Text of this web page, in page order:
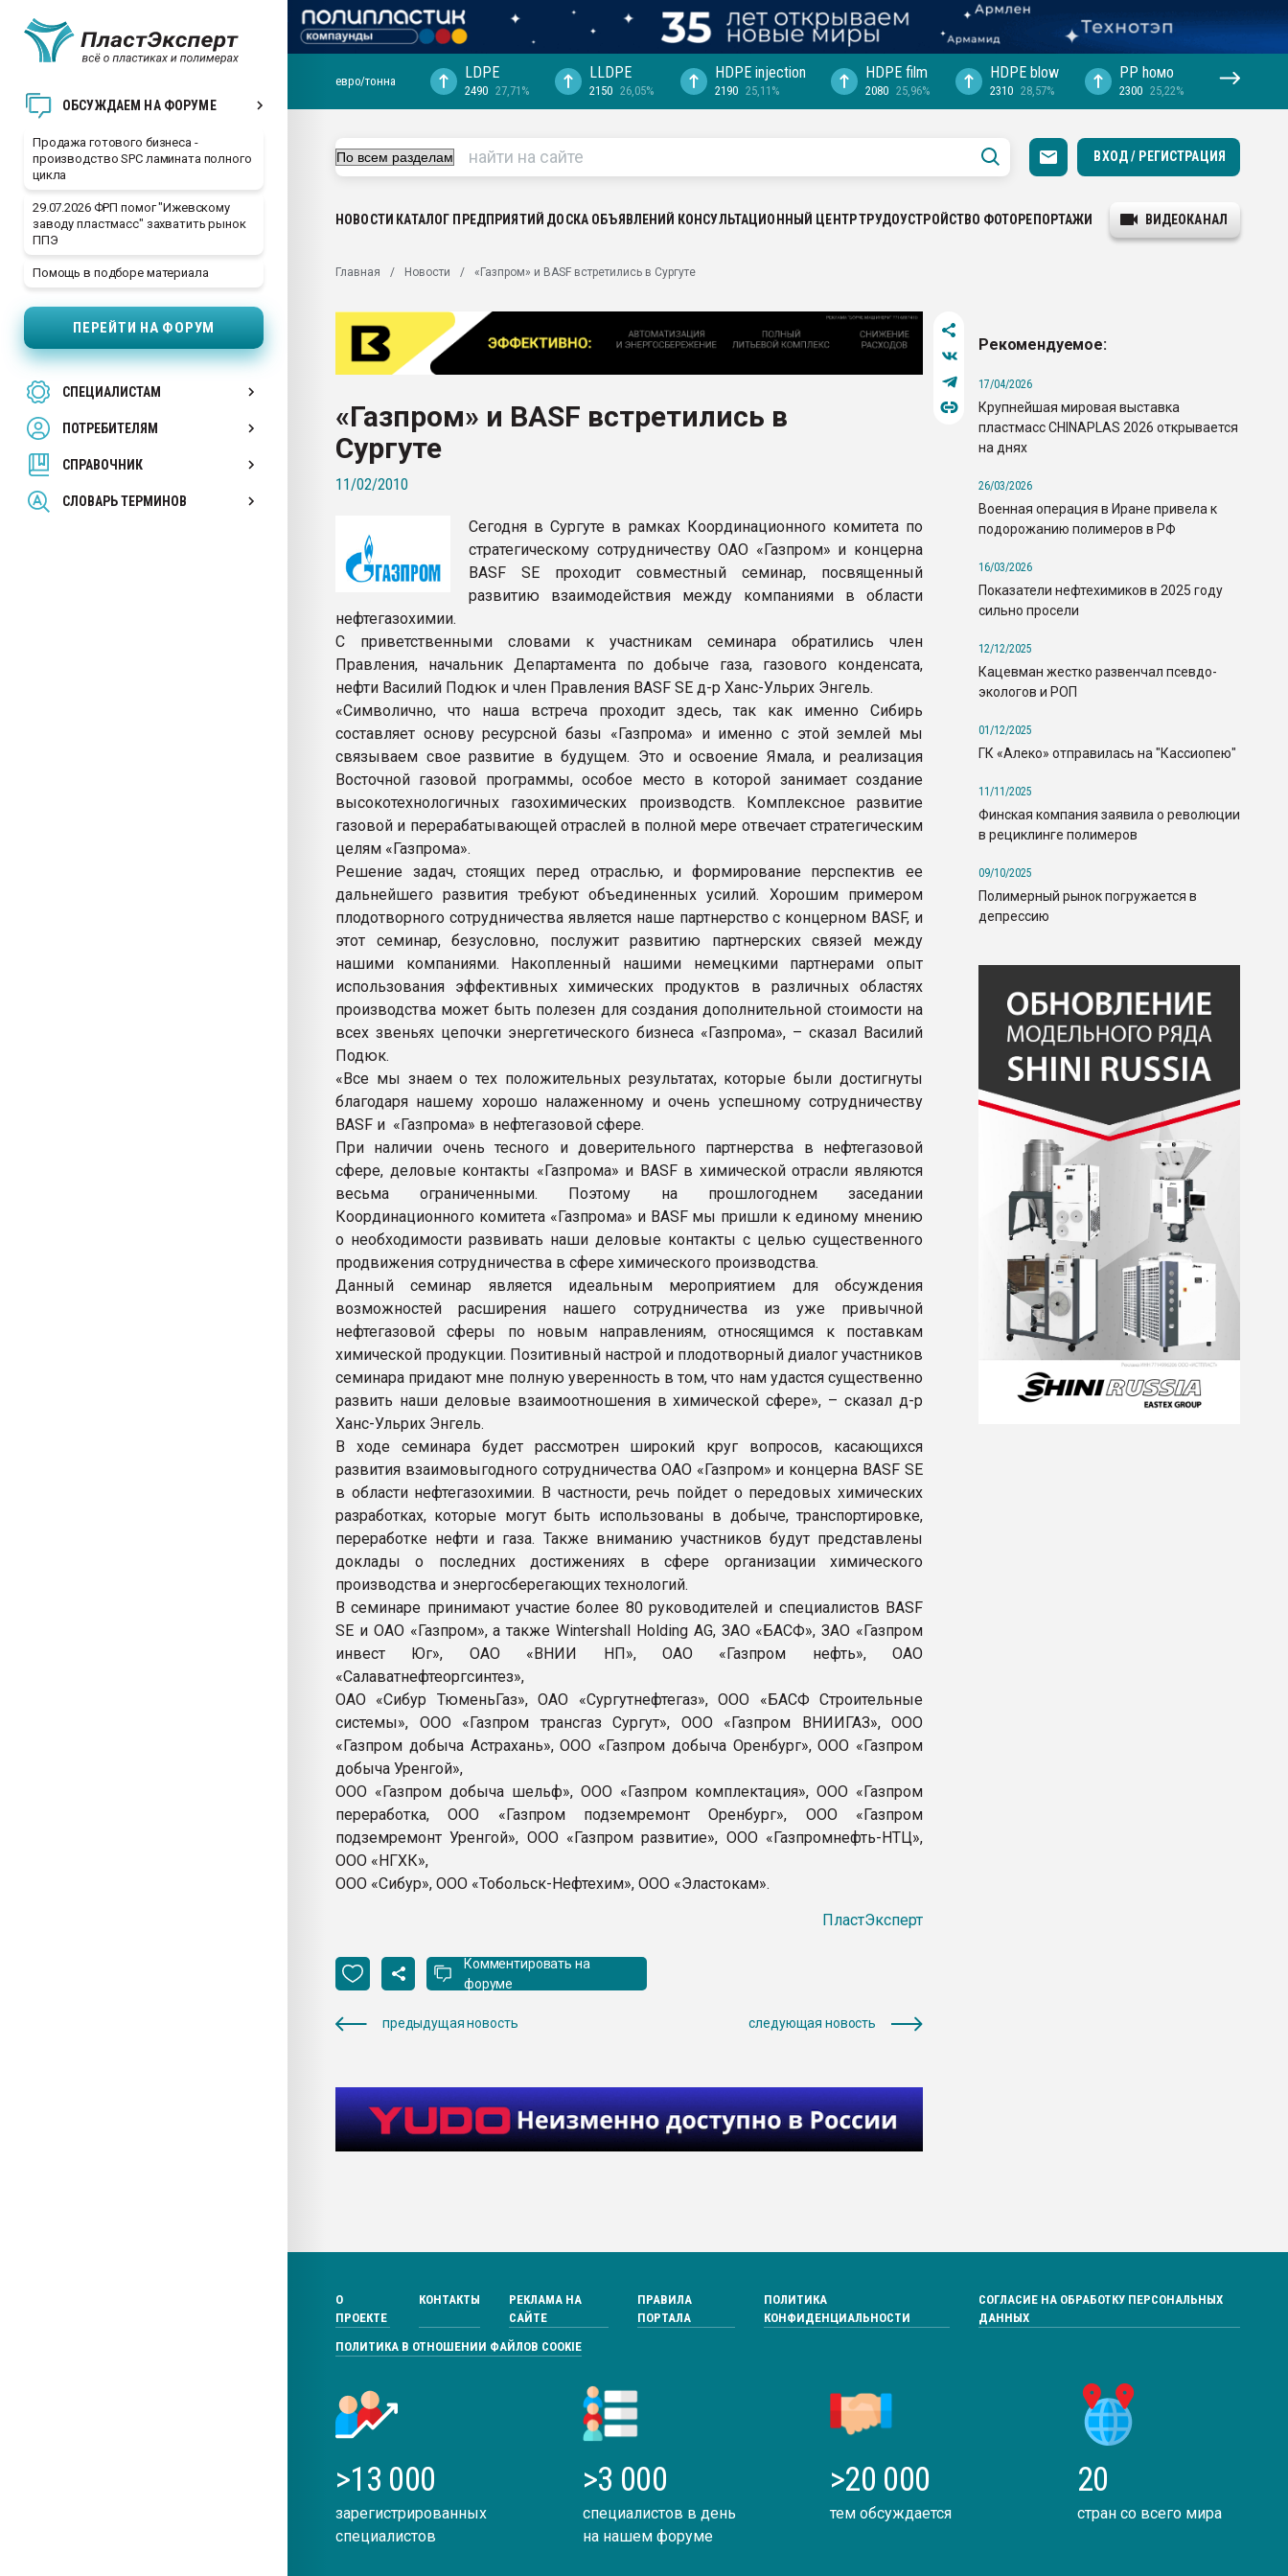
ОБСУЖДАЕМ НА ФОРУМЕ
Продажа готового бизнеса -
производство SPC ламината полного
цикла
29.07.2026 ФРП помог "Ижевскому
заводу пластмасс" захватить рынок
ППЭ
Помощь в подборе материала
ПЕРЕЙТИ НА ФОРУМ
СПЕЦИАЛИСТАМ
ПОТРЕБИТЕЛЯМ
СПРАВОЧНИК
СЛОВАРЬ ТЕРМИНОВ
28.07.2026 "Технониколь" довольна
Всё, что касается выдува ПЭТ
Материал поверхности пуансона для
Продам отходы Композиция
поликарбоната и АБС-пластика
Armaloy PC/ABS-1IM черный цвет
Профильная литература. Продажа,
покупка, обмен
евро/тонна LDPE
2490 27,71%
LLDPE
2150 26,05%
HDPE injection
2190 25,11%
HDPE film
2080 25,96%
HDPE blow
2310 28,57%
PP hомо
2300 25,22%
ВХОД / РЕГИСТРАЦИЯ
НОВОСТИ КАТАЛОГ ПРЕДПРИЯТИЙ ДОСКА ОБЪЯВЛЕНИЙ КОНСУЛЬТАЦИОННЫЙ ЦЕНТРТРУДОУСТРОЙСТВО ФОТОРЕПОРТАЖИ ВИДЕОКАНАЛ
Главная Новости «Газпром» и BASF встретились в Сургуте
«Газпром» и BASF встретились в
Сургуте
11/02/2010
Сегодня в Сургуте в рамках Координационного комитета по
стратегическому сотрудничеству ОАО «Газпром» и концерна
BASF SE проходит совместный семинар, посвященный
развитию взаимодействия между компаниями в области
нефтегазохимии.
С приветственными словами к участникам семинара обратились член
Правления, начальник Департамента по добыче газа, газового конденсата,
нефти Василий Подюк и член Правления BASF SE д-р Ханс-Ульрих Энгель.
«Символично, что наша встреча проходит здесь, так как именно Сибирь
составляет основу ресурсной базы «Газпрома» и именно с этой землей мы
связываем свое развитие в будущем. Это и освоение Ямала, и реализация
Восточной газовой программы, особое место в которой занимает создание
высокотехнологичных газохимических производств. Комплексное развитие
газовой и перерабатывающей отраслей в полной мере отвечает стратегическим
целям «Газпрома».
Решение задач, стоящих перед отраслью, и формирование перспектив ее
дальнейшего развития требуют объединенных усилий. Хорошим примером
плодотворного сотрудничества является наше партнерство с концерном BASF, и
этот семинар, безусловно, послужит развитию партнерских связей между
нашими компаниями. Накопленный нашими немецкими партнерами опыт
использования эффективных химических продуктов в различных областях
производства может быть полезен для создания дополнительной стоимости на
всех звеньях цепочки энергетического бизнеса «Газпрома», – сказал Василий
Подюк.
«Все мы знаем о тех положительных результатах, которые были достигнуты
благодаря нашему хорошо налаженному и очень успешному сотрудничеству
BASF и «Газпрома» в нефтегазовой сфере.
При наличии очень тесного и доверительного партнерства в нефтегазовой
сфере, деловые контакты «Газпрома» и BASF в химической отрасли являются
весьма ограниченными. Поэтому на прошлогоднем заседании
Координационного комитета «Газпрома» и BASF мы пришли к единому мнению
о необходимости развивать наши деловые контакты с целью существенного
продвижения сотрудничества в сфере химического производства.
Данный семинар является идеальным мероприятием для обсуждения
возможностей расширения нашего сотрудничества из уже привычной
нефтегазовой сферы по новым направлениям, относящимся к поставкам
химической продукции. Позитивный настрой и плодотворный диалог участников
семинара придают мне полную уверенность в том, что нам удастся существенно
развить наши деловые взаимоотношения в химической сфере», – сказал д-р
Ханс-Ульрих Энгель.
В ходе семинара будет рассмотрен широкий круг вопросов, касающихся
развития взаимовыгодного сотрудничества ОАО «Газпром» и концерна BASF SE
в области нефтегазохимии. В частности, речь пойдет о передовых химических
разработках, которые могут быть использованы в добыче, транспортировке,
переработке нефти и газа. Также вниманию участников будут представлены
доклады о последних достижениях в сфере организации химического
производства и энергосберегающих технологий.
В семинаре принимают участие более 80 руководителей и специалистов BASF
SE и ОАО «Газпром», а также Wintershall Holding AG, ЗАО «БАСФ», ЗАО «Газпром
инвест Юг», ОАО «ВНИИ НП», ОАО «Газпром нефть», ОАО
«Салаватнефтеоргсинтез»,
ОАО «Сибур ТюменьГаз», ОАО «Сургутнефтегаз», ООО «БАСФ Строительные
системы», ООО «Газпром трансгаз Сургут», ООО «Газпром ВНИИГАЗ», ООО
«Газпром добыча Астрахань», ООО «Газпром добыча Оренбург», ООО «Газпром
добыча Уренгой»,
ООО «Газпром добыча шельф», ООО «Газпром комплектация», ООО «Газпром
переработка, ООО «Газпром подземремонт Оренбург», ООО «Газпром
подземремонт Уренгой», ООО «Газпром развитие», ООО «Газпромнефть-НТЦ»,
ООО «НГХК»,
ООО «Сибур», ООО «Тобольск-Нефтехим», ООО «Эластокам».
ПластЭксперт
Комментировать на
форуме
предыдущая новость следующая новость
Рекомендуемое:
17/04/2026
Крупнейшая мировая выставка
пластмасс CHINAPLAS 2026 открывается
на днях
26/03/2026
Военная операция в Иране привела к
подорожанию полимеров в РФ
16/03/2026
Показатели нефтехимиков в 2025 году
сильно просели
12/12/2025
Кацевман жестко развенчал псевдо-
экологов и РОП
01/12/2025
ГК «Алеко» отправилась на "Кассиопею"
11/11/2025
Финская компания заявила о революции
в рециклинге полимеров
09/10/2025
Полимерный рынок погружается в
депрессию
О
ПРОЕКТЕ
КОНТАКТЫ
РЕКЛАМА НА
САЙТЕ
ПРАВИЛА
ПОРТАЛА
ПОЛИТИКА
КОНФИДЕНЦИАЛЬНОСТИ
СОГЛАСИЕ НА ОБРАБОТКУ ПЕРСОНАЛЬНЫХ
ДАННЫХ
ПОЛИТИКА В ОТНОШЕНИИ ФАЙЛОВ COOKIE
>13 000
зарегистрированных
специалистов
>3 000
специалистов в день
на нашем форуме
>20 000
тем обсуждается
20
стран со всего мира